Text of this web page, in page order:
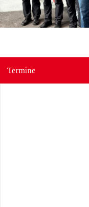
Termine